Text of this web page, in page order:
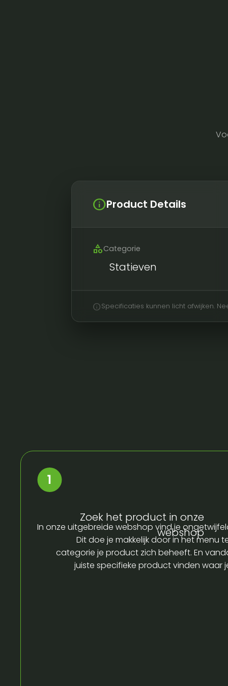
infoProduct Details
categoryCategorie
Statieven
infoSpecificaties kunnen licht afwijken.
Zoek het product in onze
webshop
In onze uitgebreide webshop vind je
Dit doe je makkelijk door in het menu
categorie je product zich beheeft. En
juiste specifieke product vinden waar